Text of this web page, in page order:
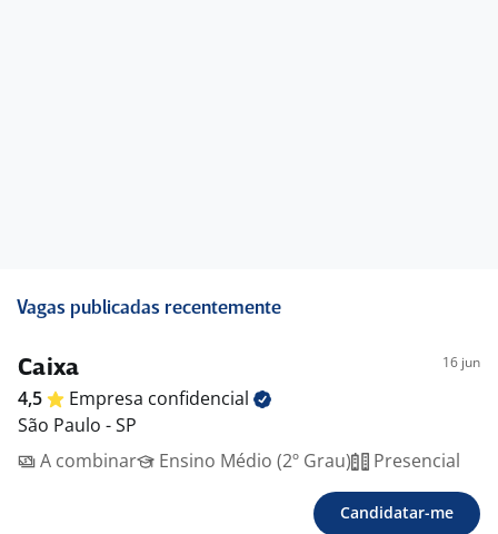
Vagas publicadas recentemente
Caixa 16 jun
4,5 Empresa confidencial
São Paulo - SP
A combinar
Ensino Médio (2º Grau) Presencial
Candidatar-me